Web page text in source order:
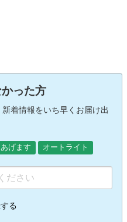
った方
着情報をいち早くお届け出
げます オートライト
る